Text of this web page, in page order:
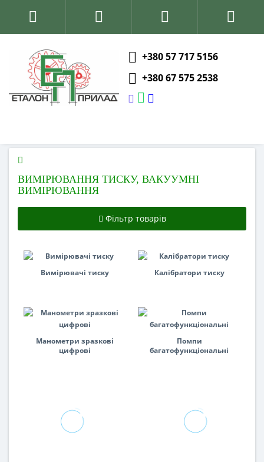
+380 57 717 5156
+380 67 575 2538
ВИМІРЮВАННЯ ТИСКУ, ВАКУУМНІ
ВИМІРЮВАННЯ
Фільтр товарів
Вимірювачі тиску Калібратори тиску
Манометри зразкові
цифрові
Помпи
багатофункціональні